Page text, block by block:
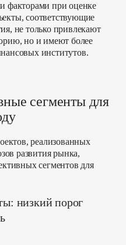
факторами при оценке
соответствующие
не только привлекают
но и имеют более
институтов.
сегменты для
реализованных
развития рынка,
сегментов для
низкий порог